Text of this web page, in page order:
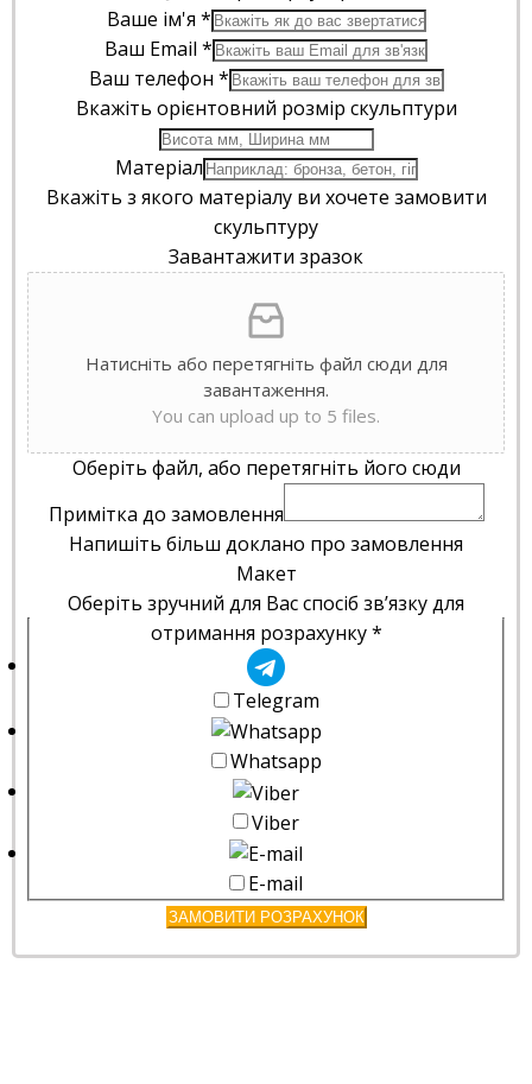
Ваше ім'я *
Ваш Email *
Ваш телефон *
Вкажіть орієнтовний розмір скульптури
Матеріал
Вкажіть з якого матеріалу ви хочете замовити
скульптуру
Завантажити зразок
Натисніть або перетягніть файл сюди для
завантаження.
You can upload up to 5 files.
Оберіть файл, або перетягніть його сюди
Примітка до замовлення
Напишіть більш доклано про замовлення
Макет
Оберіть зручний для Вас спосіб зв’язку для
отримання розрахунку*
Telegram
Whatsapp
Viber
E-mail
ЗАМОВИТИ РОЗРАХУНОК